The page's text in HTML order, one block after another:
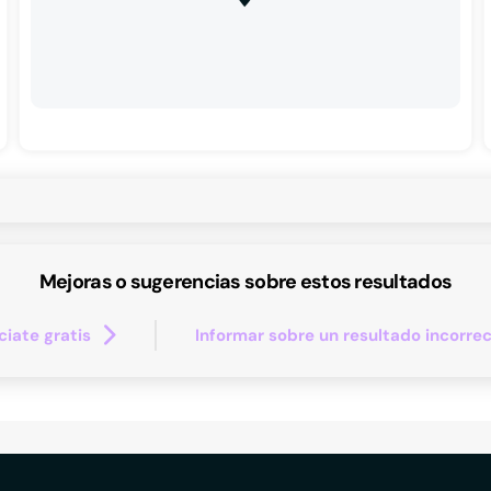
Mejoras o sugerencias sobre estos resultados
gratis Informar sobre un resultado